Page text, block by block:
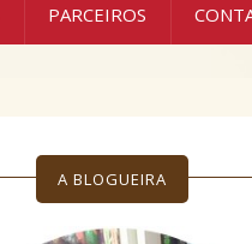
PARCEIROS
A BLOGUEIRA